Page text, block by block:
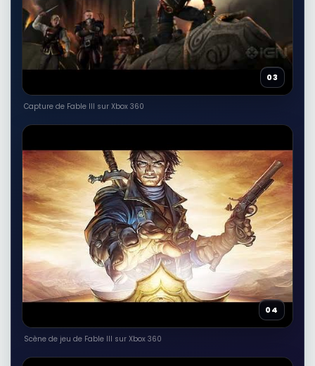
03
Capture de Fable III sur Xbox 360
04
Scène de jeu de Fable III sur Xbox 360